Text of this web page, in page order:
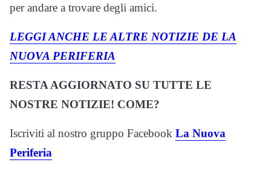
per andare a trovare degli amici.
LEGGI ANCHE LE ALTRE NOTIZIE DE LA
NUOVA PERIFERIA
RESTA AGGIORNATO SU TUTTE LE
NOSTRE NOTIZIE! COME?
Iscriviti al nostro gruppo Facebook La Nuova
Periferia